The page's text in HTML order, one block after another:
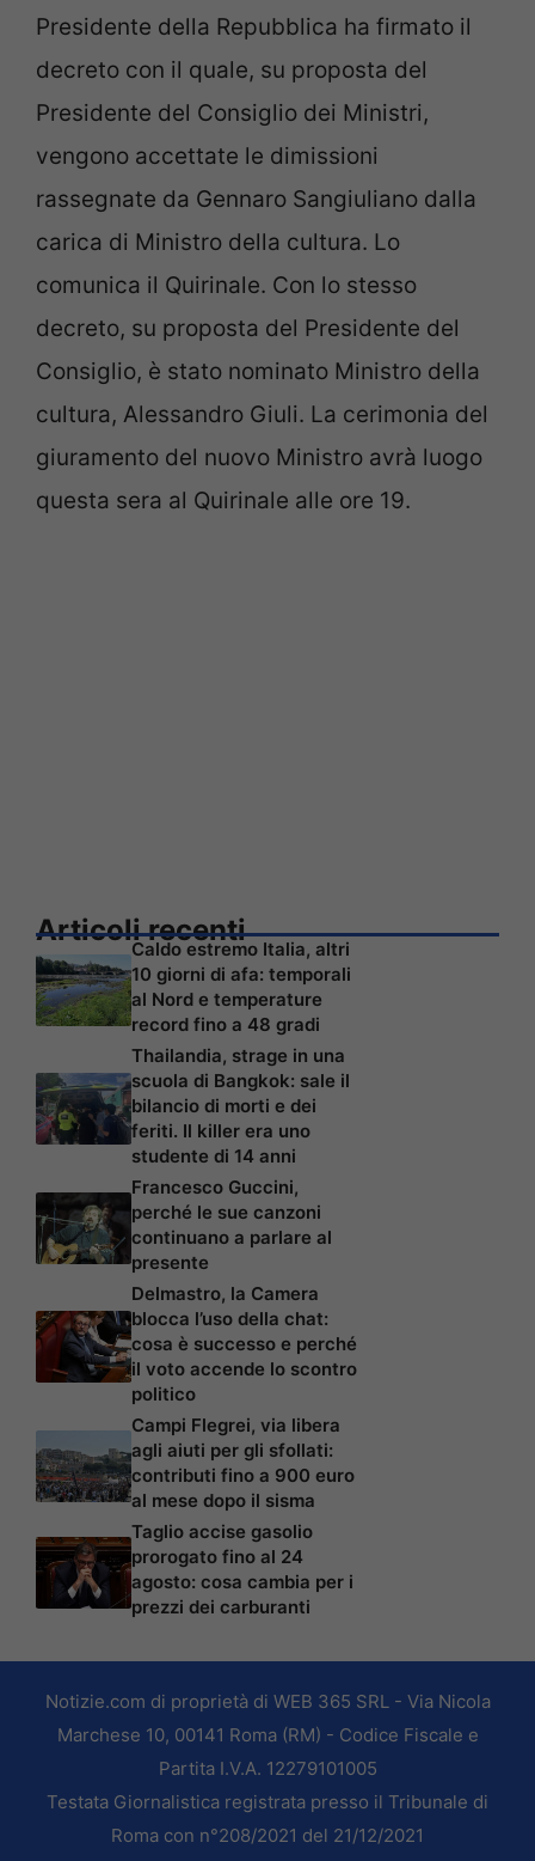
Presidente della Repubblica ha firmato il
decreto con il quale, su proposta del
Presidente del Consiglio dei Ministri,
vengono accettate le dimissioni
rassegnate da Gennaro Sangiuliano dalla
carica di Ministro della cultura. Lo
comunica il Quirinale. Con lo stesso
decreto, su proposta del Presidente del
Consiglio, è stato nominato Ministro della
cultura, Alessandro Giuli. La cerimonia del
giuramento del nuovo Ministro avrà luogo
questa sera al Quirinale alle ore 19.
Articoli recenti
Caldo estremo Italia, altri
10 giorni di afa: temporali
al Nord e temperature
record fino a 48 gradi
Thailandia, strage in una
scuola di Bangkok: sale il
bilancio di morti e dei
feriti. Il killer era uno
studente di 14 anni
Francesco Guccini,
perché le sue canzoni
continuano a parlare al
presente
Delmastro, la Camera
blocca l’uso della chat:
cosa è successo e perché
il voto accende lo scontro
politico
Campi Flegrei, via libera
agli aiuti per gli sfollati:
contributi fino a 900 euro
al mese dopo il sisma
Taglio accise gasolio
prorogato fino al 24
agosto: cosa cambia per i
prezzi dei carburanti
Notizie.com di proprietà di WEB 365 SRL - Via Nicola
Marchese 10, 00141 Roma (RM) - Codice Fiscale e
Partita I.V.A. 12279101005
Testata Giornalistica registrata presso il Tribunale di
Roma con n°208/2021 del 21/12/2021